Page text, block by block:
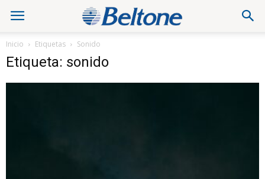
Inicio Etiquetas Sonido
Etiqueta: sonido